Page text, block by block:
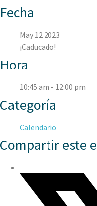
Fecha
May 12 2023
¡Caducado!
Hora
10:45 am - 12:00 pm
Categoría
Calendario
Compartir este